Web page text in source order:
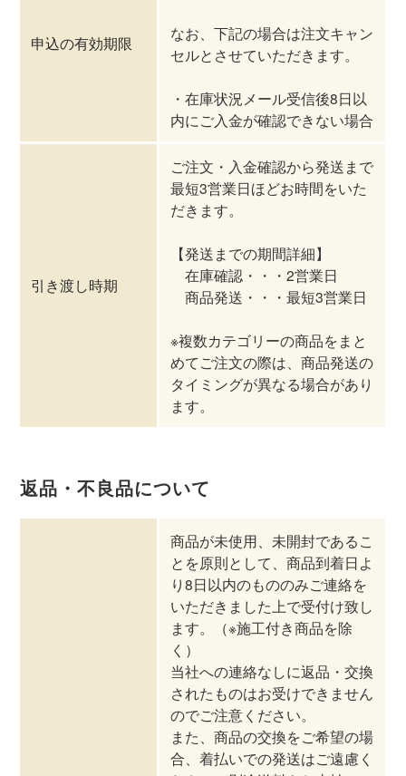
申込の有効期限
なお、下記の場合は注文キャン
セルとさせていただきます。
・在庫状況メール受信後8日以
内にご入金が確認できない場合
引き渡し時期
ご注文・入金確認から発送まで
最短3営業日ほどお時間をいた
だきます。
【発送までの期間詳細】
在庫確認・・・2営業日
商品発送・・・最短3営業日
※複数カテゴリーの商品をまと
めてご注文の際は、商品発送の
タイミングが異なる場合があり
ます。
返品・不良品について
商品が未使用、未開封であるこ
とを原則として、商品到着日よ
り8日以内のもののみご連絡を
いただきました上で受付け致し
ます。（※施工付き商品を除
く）
当社への連絡なしに返品・交換
されたものはお受けできません
のでご注意ください。
また、商品の交換をご希望の場
合、着払いでの発送はご遠慮く